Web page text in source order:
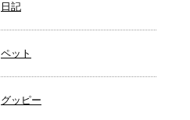
日記
ペット
グッピー